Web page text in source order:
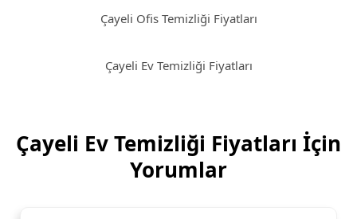
Çayeli Ofis Temizliği Fiyatları
Çayeli Ev Temizliği Fiyatları
Çayeli Ev Temizliği Fiyatları İçin
Yorumlar